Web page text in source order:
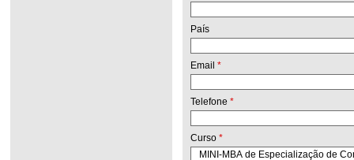
País
Email *
Telefone *
Curso *